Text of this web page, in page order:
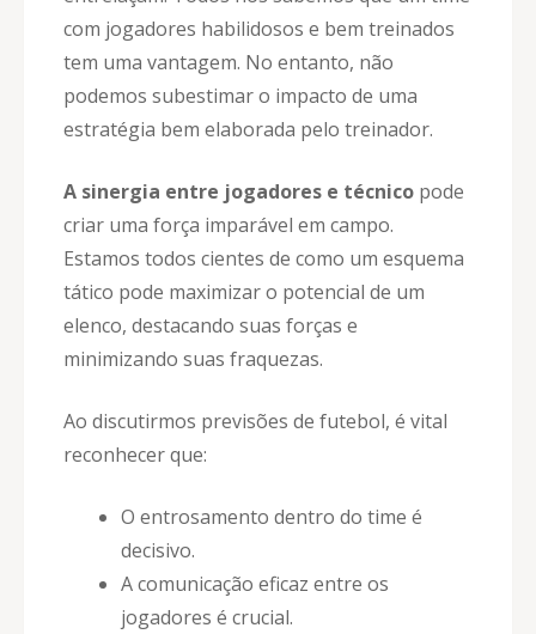
com jogadores habilidosos e bem treinados
tem uma vantagem. No entanto, não
podemos subestimar o impacto de uma
estratégia bem elaborada pelo treinador.
A sinergia entre jogadores e técnico pode
criar uma força imparável em campo.
Estamos todos cientes de como um esquema
tático pode maximizar o potencial de um
elenco, destacando suas forças e
minimizando suas fraquezas.
Ao discutirmos previsões de futebol, é vital
reconhecer que:
O entrosamento dentro do time é
decisivo.
A comunicação eficaz entre os
jogadores é crucial.